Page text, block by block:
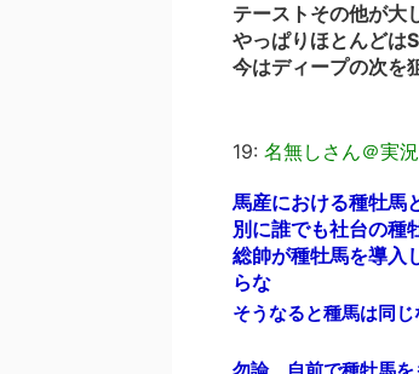
テーストその他が大
やっぱりほとんどは
今はディープの次を
19: 名無しさん＠実
馬産における種牡馬
別に誰でも社台の種
総帥が種牡馬を導入
らな
そうなると種馬は同